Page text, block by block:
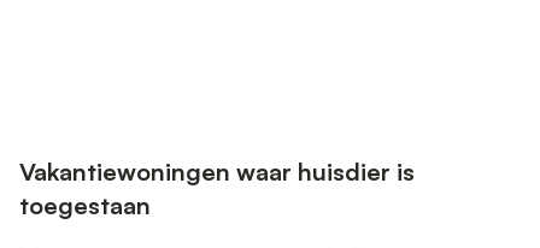
Vakantiewoningen waar huisdier is
toegestaan